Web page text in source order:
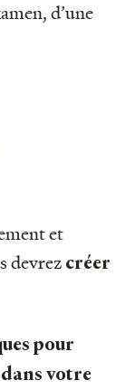
d’une
et
devrez créer
pour
votre